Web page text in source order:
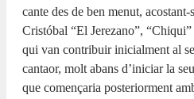
cante des de ben menut,
Cristóbal “El Jerezano”,
qui van contribuir inicialment al
cantaor, molt abans d’iniciar la
que començaria posteriorment